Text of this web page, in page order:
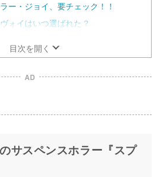
ー・ジョイ、要チェック！！
ォイはいつ選ばれた？
目次を開く
AD
サスペンスホラー『スプ